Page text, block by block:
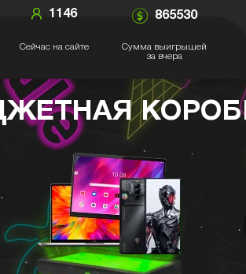
1146
Сейчас на сайте
865530
Сумма выигрышей
за вчера